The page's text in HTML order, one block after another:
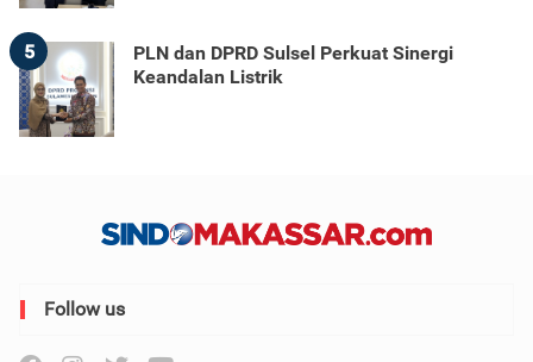
5
PLN dan DPRD Sulsel Perkuat Sinergi
Keandalan Listrik
Follow us